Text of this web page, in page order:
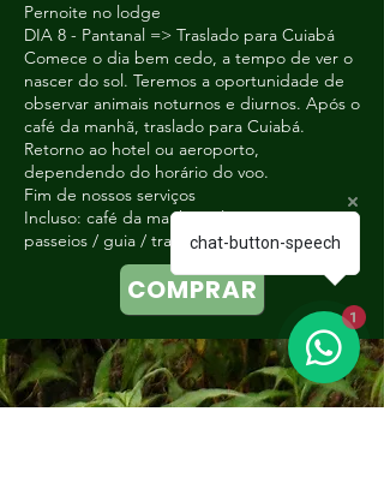
Pernoite no lodge
DIA 8 - Pantanal => Traslado para Cuiabá
Comece o dia bem cedo, a tempo de ver o
nascer do sol. Teremos a oportunidade de
observar animais noturnos e diurnos. Após o
café da manhã, traslado para Cuiabá.
Retorno ao hotel ou aeroporto,
dependendo do horário do voo.
Fim de nossos serviços
Incluso: café da manhã / almoço / jantar /
passeios / guia / transporte.
COMPRAR
chat-button-speech
1